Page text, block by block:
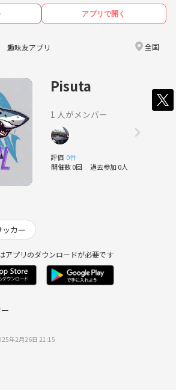
アプリで開く
趣味友アプリ 全国
Pisuta
1 人がメンバー
評価 0件
開催数 0回 過去参加 0人
ッカー
アプリのダウンロードが必要です
年2月26日 21:15